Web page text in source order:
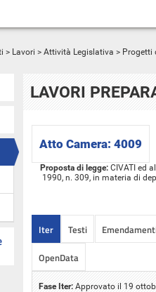
> Lavori > Attività Legislativa > Progetti
LAVORI
Atto Camera: 4009
Proposta di legge: CIVATI ed
1990, n. 309, in materia di
Iter Testi
OpenData
Fase Iter: Approvato il 19